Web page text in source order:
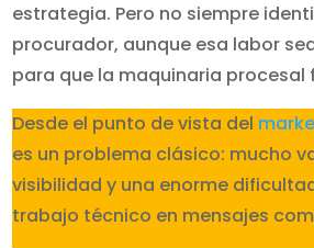
estrategia. Pero no siempre
procurador, aunque esa labor
para que la maquinaria procesal
Desde el punto de vista del
es un problema clásico: mucho
visibilidad y una enorme
trabajo técnico en mensajes